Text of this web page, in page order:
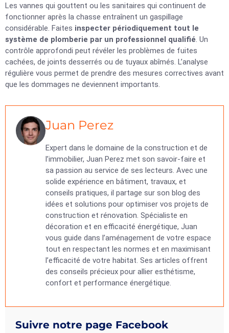
Suivre notre page Facebook
Les vannes qui gouttent ou les sanitaires qui continuent de
fonctionner après la chasse entraînent un gaspillage
considérable. Faites inspecter périodiquement tout le
système de plomberie par un professionnel qualifié. Un
contrôle approfondi peut révéler les problèmes de fuites
cachées, de joints desserrés ou de tuyaux abîmés. L’analyse
régulière vous permet de prendre des mesures correctives avant
que les dommages ne deviennent importants.
Juan Perez
Expert dans le domaine de la construction et de
l’immobilier, Juan Perez met son savoir-faire et
sa passion au service de ses lecteurs. Avec une
solide expérience en bâtiment, travaux, et
conseils pratiques, il partage sur son blog des
idées et solutions pour optimiser vos projets de
construction et rénovation. Spécialiste en
décoration et en efficacité énergétique, Juan
vous guide dans l’aménagement de votre espace
tout en respectant les normes et en maximisant
l’efficacité de votre habitat. Ses articles offrent
des conseils précieux pour allier esthétisme,
confort et performance énergétique.